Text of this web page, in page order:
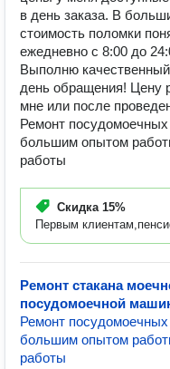
в день заказа. В
стоимость поломки
ежедневно с 8:00 до
Выполню
день обращения! Цену
мне или после
Ремонт
большим опытом
работы
Скидка 15%
Первым
Ремонт стакана
посудомоечной
Ремонт
большим опытом
работы